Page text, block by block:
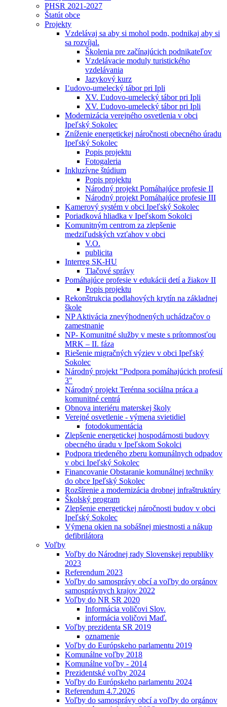
PHSR 2021-2027
Štatút obce
Projekty
Vzdelávaj sa aby si mohol podn, podnikaj aby si
sa rozvíjal.
Školenia pre začínajúcich podnikateľov
Vzdelávacie moduly turistického
vzdelávania
Jazykový kurz
Ľudovo-umelecký tábor pri Ipli
XV. Ľudovo-umelecký tábor pri Ipli
XV. Ľudovo-umelecký tábor pri Ipli
Modernizácia verejného osvetlenia v obci
Ipeľský Sokolec
Zníženie energetickej náročnosti obecného úradu
Ipeľský Sokolec
Popis projektu
Fotogaleria
Inkluzívne štúdium
Popis projektu
Národný projekt Pomáhajúce profesie II
Národný projekt Pomáhajúce profesie III
Kamerový systém v obci Ipeľský Sokolec
Poriadková hliadka v Ipeľskom Sokolci
Komunitným centrom za zlepšenie
medziľudských vzťahov v obci
V.O.
publicita
Interreg SK-HU
Tlačové správy
Pomáhajúce profesie v edukácii detí a žiakov II
Popis projektu
Rekonštrukcia podlahových krytín na základnej
škole
NP Aktivácia znevýhodnených uchádzačov o
zamestnanie
NP- Komunitné služby v meste s prítomnosťou
MRK – II. fáza
Riešenie migračných výziev v obci Ipeľský
Sokolec
Národný projekt "Podpora pomáhajúcich profesií
3"
Národný projekt Terénna sociálna práca a
komunitné centrá
Obnova interiéru materskej školy
Verejné osvetlenie - výmena svietidiel
fotodokumentácia
Zlepšenie energetickej hospodárnosti budovy
obecného úradu v Ipeľskom Sokolci
Podpora triedeného zberu komunálnych odpadov
v obci Ipeľský Sokolec
Financovanie Obstaranie komunálnej techniky
do obce Ipeľský Sokolec
Rozšírenie a modernizácia drobnej infraštruktúry
Školský program
Zlepšenie energetickej náročnosti budov v obci
Ipeľský Sokolec
Výmena okien na sobášnej miestnosti a nákup
defibrilátora
Voľby
Voľby do Národnej rady Slovenskej republiky
2023
Referendum 2023
Voľby do samosprávy obcí a voľby do orgánov
samosprávnych krajov 2022
Voľby do NR SR 2020
Informácia voličovi Slov.
informácia voličovi Maď.
Voľby prezidenta SR 2019
oznamenie
Voľby do Európskeho parlamentu 2019
Komunálne voľby 2018
Komunálne voľby - 2014
Prezidentské voľby 2024
Voľby do Európskeho parlamentu 2024
Referendum 4.7.2026
Voľby do samosprávy obcí a voľby do orgánov